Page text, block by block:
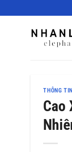
THÔNG TIN
Cao